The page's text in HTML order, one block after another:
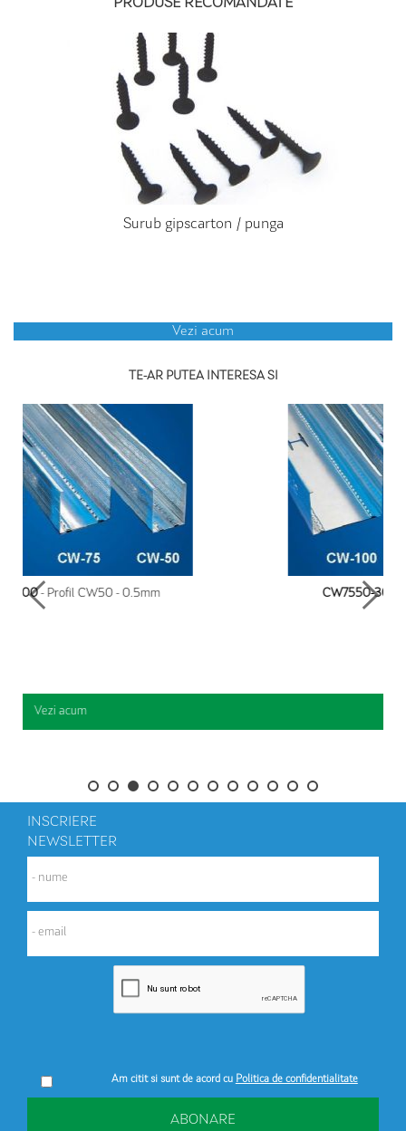
PRODUSE RECOMANDATE
Surub gipscarton / punga
Vezi acum
TE-AR PUTEA INTERESA SI
CW7550-300 - Profil CW75 - 0.5mm
INSCRIERE
NEWSLETTER
Am citit si sunt de acord cu Politica de confidentialitate
ABONARE